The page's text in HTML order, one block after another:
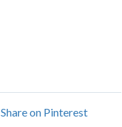
Share on Pinterest